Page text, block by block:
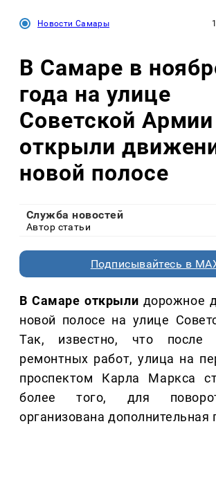
Новости Самары
В Самаре в
года на улице
Советской Армии
открыли
новой полосе
Служба новостей
Автор статьи
Подписывайтесь в
В Самаре открыли дорожное
новой полосе на улице
Так, известно, что после
ремонтных работ, улица на
проспектом Карла Маркса
более того, для
организована дополнительная